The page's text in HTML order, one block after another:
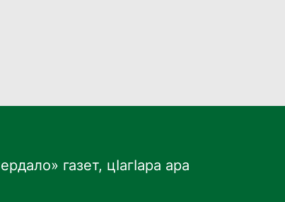
газет, цӀагӀара ара